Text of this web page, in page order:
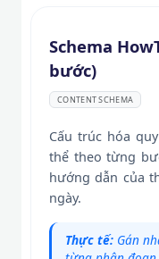
Schema
bước)
CONTENT SCHEMA
Cấu trúc hóa
thể theo từng
hướng dẫn của
ngày.
Thực tế: Gán